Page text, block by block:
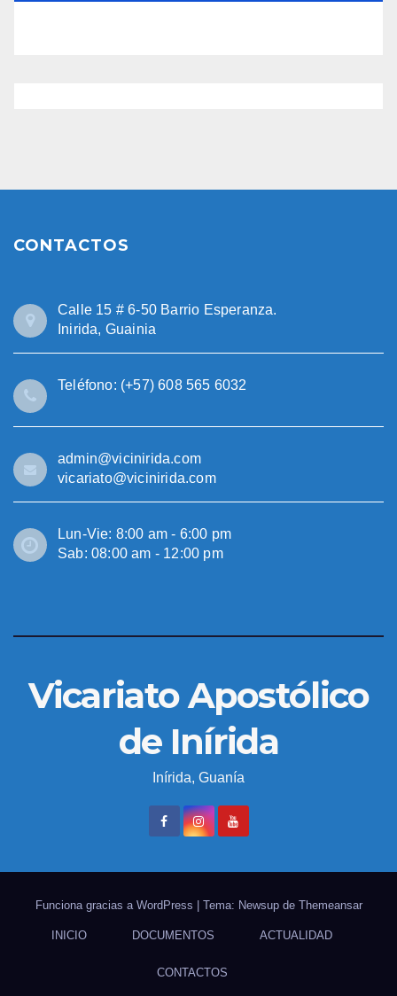
CONTACTOS
Calle 15 # 6-50 Barrio Esperanza.
Inirida, Guainia
Teléfono: (+57) 608 565 6032
admin@vicinirida.com
vicariato@vicinirida.com
Lun-Vie: 8:00 am - 6:00 pm
Sab: 08:00 am - 12:00 pm
Vicariato Apostólico
de Inírida
Inírida, Guanía
Funciona gracias a WordPress Tema: Newsup de Themeansar
INICIO DOCUMENTOS ACTUALIDAD
CONTACTOS